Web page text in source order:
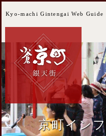
Kyo-machi Gintengai Web Guide
京町イン